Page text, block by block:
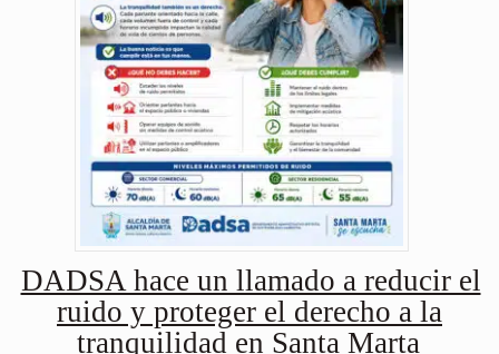
DADSA hace un llamado a reducir el
ruido y proteger el derecho a la
tranquilidad en Santa Marta